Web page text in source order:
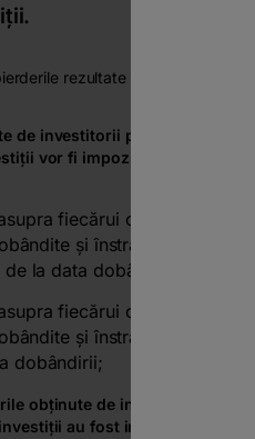
rezultate în urma vânzării
de investitorii persoane fizice
vor fi impozitate prin reținere
fiecărui câştig din
şi înstrăinate într-o
la data dobândirii;
fiecărui câştig din
şi înstrăinate într-o
dobândirii;
obținute de investitorii
au fost impozitate prin